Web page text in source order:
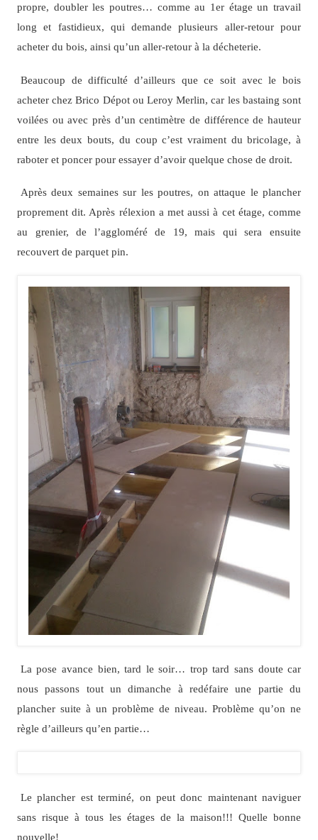
propre, doubler les poutres… comme au 1er étage un travail
long et fastidieux, qui demande plusieurs aller-retour pour
acheter du bois, ainsi qu’un aller-retour à la décheterie.
Beaucoup de difficulté d’ailleurs que ce soit avec le bois
acheter chez Brico Dépot ou Leroy Merlin, car les bastaing sont
voilées ou avec près d’un centimètre de différence de hauteur
entre les deux bouts, du coup c’est vraiment du bricolage, à
raboter et poncer pour essayer d’avoir quelque chose de droit.
Après deux semaines sur les poutres, on attaque le plancher
proprement dit. Après rélexion a met aussi à cet étage, comme
au grenier, de l’aggloméré de 19, mais qui sera ensuite
recouvert de parquet pin.
La pose avance bien, tard le soir… trop tard sans doute car
nous passons tout un dimanche à redéfaire une partie du
plancher suite à un problème de niveau. Problème qu’on ne
règle d’ailleurs qu’en partie…
Le plancher est terminé, on peut donc maintenant naviguer
sans risque à tous les étages de la maison!!! Quelle bonne
nouvelle!